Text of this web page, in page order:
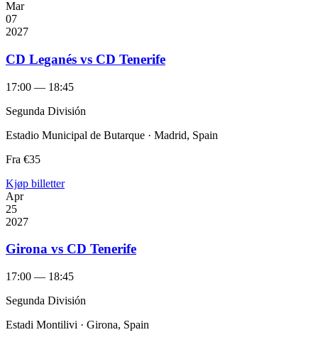
Mar
07
2027
CD Leganés vs CD Tenerife
17:00 — 18:45
Segunda División
Estadio Municipal de Butarque · Madrid, Spain
Fra €35
Kjøp billetter
Apr
25
2027
Girona vs CD Tenerife
17:00 — 18:45
Segunda División
Estadi Montilivi · Girona, Spain